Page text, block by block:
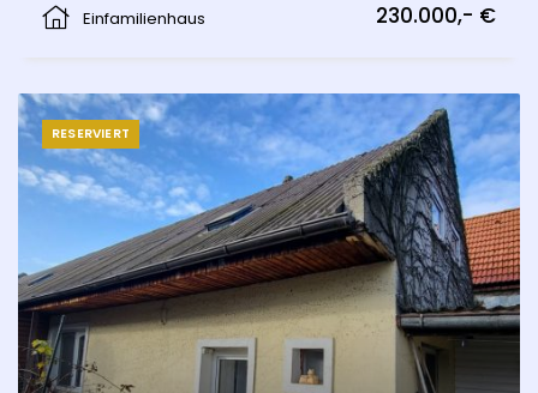
Einfamilienhaus
230.000,- €
RESERVIERT